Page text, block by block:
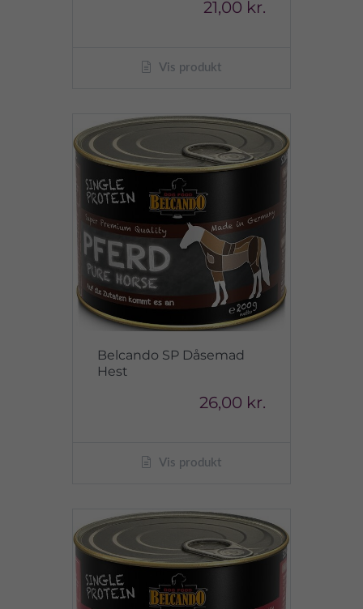
21,00 kr.
Vis produkt
Belcando SP Dåsemad
Hest
26,00 kr.
Vis produkt